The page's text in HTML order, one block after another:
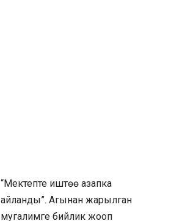
“Мектепте иштөө азапка
айланды”. Агынан жарылган
мугалимге бийлик жооп